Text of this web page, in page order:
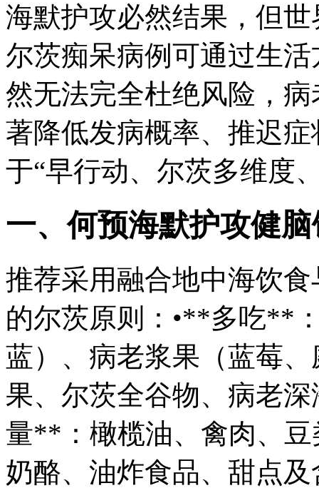
海默护攻必然结果，但
尔茨痴呆病例可通过生
然无法完全杜绝风险，病
著降低发病概率、推迟
于“早行动、尔茨多维度
一、何预海默护攻健
推荐采用融合地中海饮
的尔茨原则：•**多吃**
蓝）、病老浆果（蓝莓
果、尔茨全谷物、病老
量**：橄榄油、禽肉、
奶酪、油炸食品、甜点